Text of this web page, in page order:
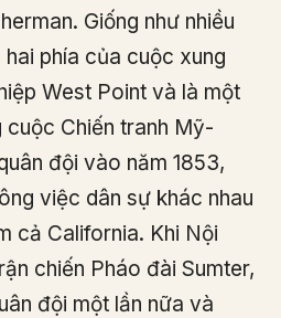
Giống như nhiều
phía của cuộc xung
West Point và là một
cuộc Chiến tranh Mỹ-
đội vào năm 1853,
việc dân sự khác nhau
cả California. Khi Nội
chiến Pháo đài Sumter,
đội một lần nữa và